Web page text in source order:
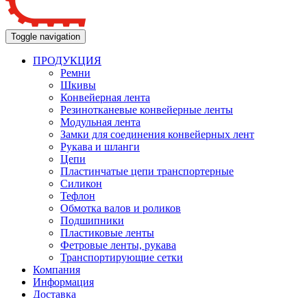
Toggle navigation
ПРОДУКЦИЯ
Ремни
Шкивы
Конвейерная лента
Резинотканевые конвейерные ленты
Модульная лента
Замки для соединения конвейерных лент
Рукава и шланги
Цепи
Пластинчатые цепи транспортерные
Силикон
Тефлон
Обмотка валов и роликов
Подшипники
Пластиковые ленты
Фетровые ленты, рукава
Транспортирующие сетки
Компания
Информация
Доставка